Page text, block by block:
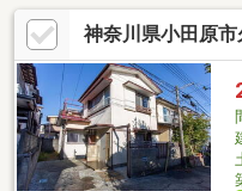
るリビングダイニング■来客
廊下の両方から出入りできる
す、お部屋いっぱいに明るい
境■ご家族用や来客時にも大
能
神奈川県小田原